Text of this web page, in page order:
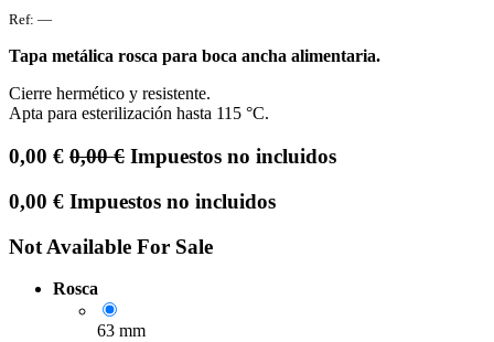
Ref: —
Tapa metálica rosca para boca ancha alimentaria.
Cierre hermético y resistente.
Apta para esterilización hasta 115 °C.
0,00 € 0,00€ Impuestos no incluidos
0,00 € Impuestos no incluidos
Not Available For Sale
Rosca
63 mm